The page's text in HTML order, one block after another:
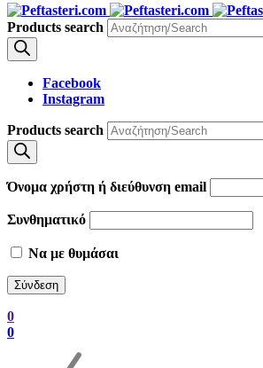
Products search
Facebook
Instagram
Products search
Όνομα χρήστη ή διεύθυνση email
Συνθηματικό
Να με θυμάσαι
0
0